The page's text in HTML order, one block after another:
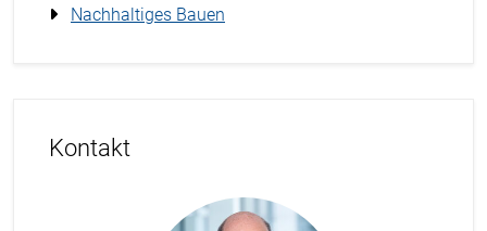
Nachhaltiges Bauen
Kontakt